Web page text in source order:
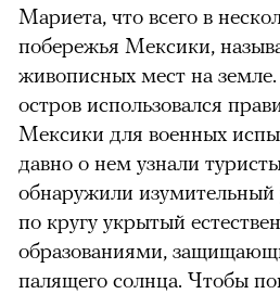
Мариета, что всего в
побережья Мексики,
живописных мест на
остров использовался
Мексики для военных
давно о нем узнали
обнаружили
по кругу укрытый
образованиями,
палящего солнца. Чтобы